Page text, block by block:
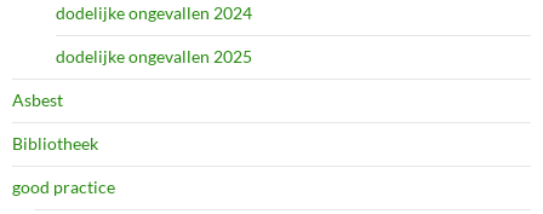
dodelijke ongevallen 2024
dodelijke ongevallen 2025
Asbest
Bibliotheek
good practice